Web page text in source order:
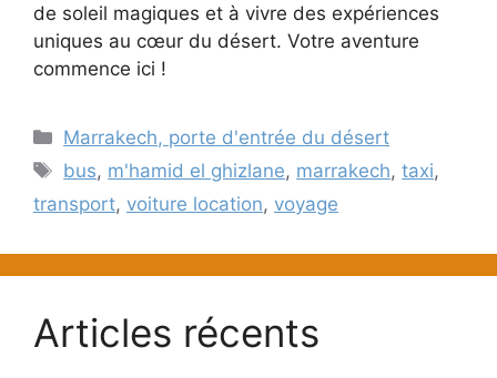
de soleil magiques et à vivre des expériences
uniques au cœur du désert. Votre aventure
commence ici !
Catégories
Marrakech, porte d'entrée du désert
Étiquettes
bus, m'hamid el ghizlane, marrakech,taxi,
transport, voiture location, voyage
Articles récents